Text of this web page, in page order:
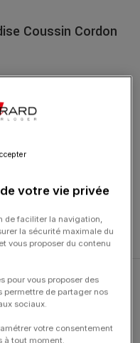
Coussin Cordon
fines en majesté,
La taille en « coussin »
QUARTZ BLEU (6,05
, MORGANNE BELLO
votre vie privée
de faciliter la navigation,
la sécurité maximale du
vous proposer du contenu
pour vous proposer des
permettre de partager nos
sociaux.
votre consentement
à tout moment.